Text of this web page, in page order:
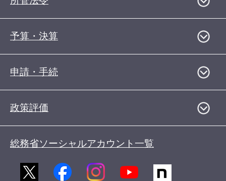
予算・決算
申請・手続
政策評価
総務省ソーシャルアカウント一覧